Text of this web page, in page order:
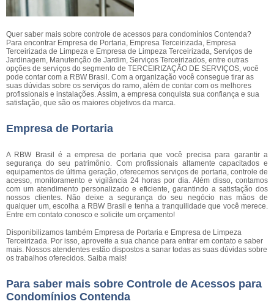
Quer saber mais sobre controle de acessos para condomínios Contenda?
Para encontrar Empresa de Portaria, Empresa Terceirizada, Empresa
Terceirizada de Limpeza e Empresa de Limpeza Terceirizada, Serviços de
Jardinagem, Manutenção de Jardim, Serviços Terceirizados, entre outras
opções de serviços do segmento de TERCEIRIZAÇÃO DE SERVIÇOS, você
pode contar com a RBW Brasil. Com a organização você consegue tirar as
suas dúvidas sobre os serviços do ramo, além de contar com os melhores
profissionais e instalações. Assim, a empresa conquista sua confiança e sua
satisfação, que são os maiores objetivos da marca.
Empresa de Portaria
A RBW Brasil é a empresa de portaria que você precisa para garantir a
segurança do seu patrimônio. Com profissionais altamente capacitados e
equipamentos de última geração, oferecemos serviços de portaria, controle de
acesso, monitoramento e vigilância 24 horas por dia. Além disso, contamos
com um atendimento personalizado e eficiente, garantindo a satisfação dos
nossos clientes. Não deixe a segurança do seu negócio nas mãos de
qualquer um, escolha a RBW Brasil e tenha a tranquilidade que você merece.
Entre em contato conosco e solicite um orçamento!
Disponibilizamos também Empresa de Portaria e Empresa de Limpeza
Terceirizada. Por isso, aproveite a sua chance para entrar em contato e saber
mais. Nossos atendentes estão dispostos a sanar todas as suas dúvidas sobre
os trabalhos oferecidos. Saiba mais!
Para saber mais sobre Controle de Acessos para
Condomínios Contenda